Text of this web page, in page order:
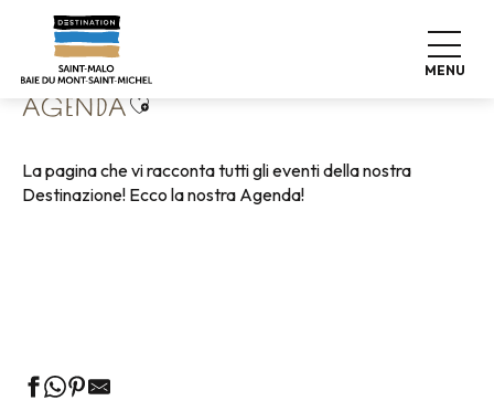
contenu
principal
MENU
Home Vivere come a casa
AGENDAAjouter aux favoris
La pagina che vi racconta tutti gli eventi della nostra
Destinazione! Ecco la nostra Agenda!